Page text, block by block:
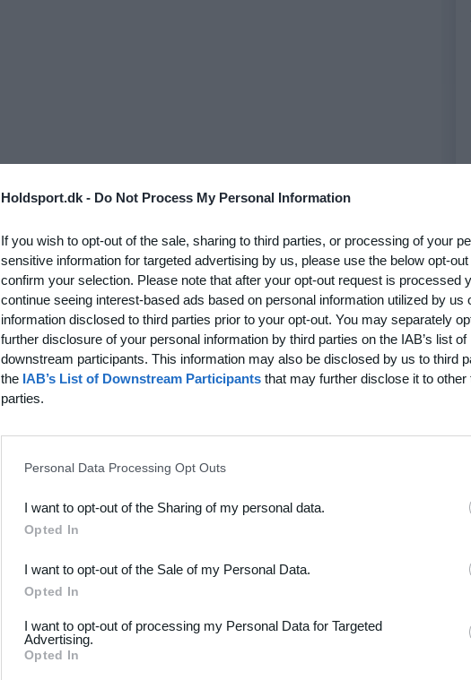
Holdsport.dk - Do Not Process My Personal Information
If you wish to opt-out of the sale, sharing to third parties, or processing of your
sensitive information for targeted advertising by us, please use the below opt-
confirm your selection. Please note that after your opt-out request is processed
continue seeing interest-based ads based on personal information utilized by us
information disclosed to third parties prior to your opt-out. You may separately
further disclosure of your personal information by third parties on the IAB’s list of
downstream participants. This information may also be disclosed by us to third
the IAB’s List of Downstream Participants that may further disclose it to other
parties.
Personal Data Processing Opt Outs
I want to opt-out of the Sharing of my personal data.
Opted In
I want to opt-out of the Sale of my Personal Data.
Opted In
I want to opt-out of processing my Personal Data for Targeted
Advertising.
Opted In